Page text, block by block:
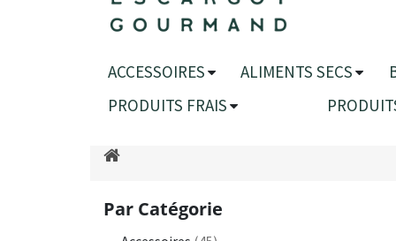
ACCESSOIRES ALIMENTS SECS
PRODUITS FRAIS
Par Catégorie